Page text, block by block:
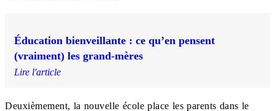
Éducation bienveillante : ce qu’en pensent
(vraiment) les grand-mères
Lire l'article
Deuxièmement, la nouvelle école place les parents dans le